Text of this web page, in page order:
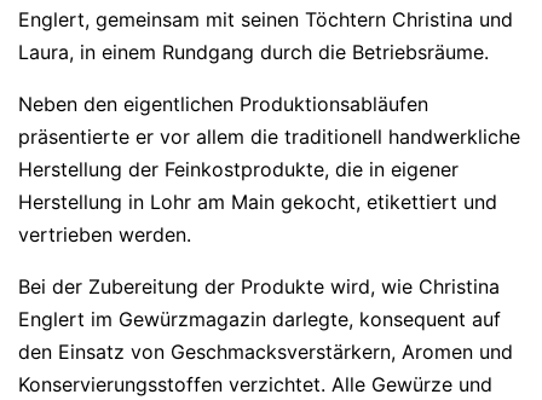
Englert, gemeinsam mit seinen Töchtern Christina und
Laura, in einem Rundgang durch die Betriebsräume.
Neben den eigentlichen Produktionsabläufen
präsentierte er vor allem die traditionell handwerkliche
Herstellung der Feinkostprodukte, die in eigener
Herstellung in Lohr am Main gekocht, etikettiert und
vertrieben werden.
Bei der Zubereitung der Produkte wird, wie Christina
Englert im Gewürzmagazin darlegte, konsequent auf
den Einsatz von Geschmacksverstärkern, Aromen und
Konservierungsstoffen verzichtet. Alle Gewürze und